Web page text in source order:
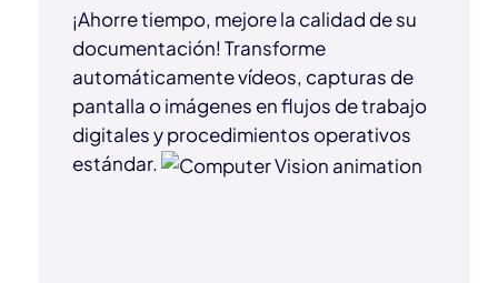
¡Ahorre tiempo, mejore la calidad de su
documentación! Transforme
automáticamente vídeos, capturas de
pantalla o imágenes en flujos de trabajo
digitales y procedimientos operativos
estándar.